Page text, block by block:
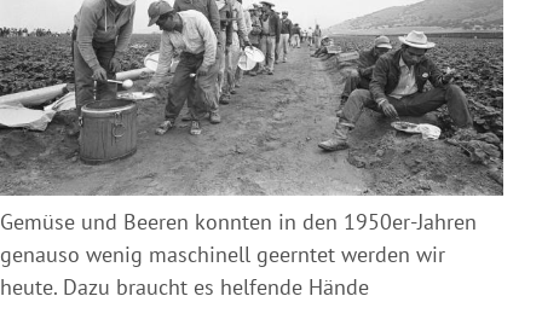
Gemüse und Beeren konnten in den 1950er-Jahren
genauso wenig maschinell geerntet werden wir
heute. Dazu braucht es helfende Hände